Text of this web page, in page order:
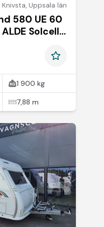
Knivsta, Uppsala län
580 UE 60
Solcell
1 900 kg
7,88 m